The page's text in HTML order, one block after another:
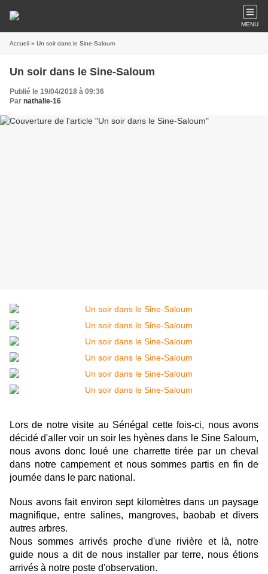
MENU
Accueil » Un soir dans le Sine-Saloum
Un soir dans le Sine-Saloum
Publié le 19/04/2018 à 09:36
Par nathalie-16
Lors de notre visite au Sénégal cette fois-ci, nous avons
décidé d'aller voir un soir les hyènes dans le Sine Saloum,
nous avons donc loué une charrette tirée par un cheval
dans notre campement et nous sommes partis en fin de
journée dans le parc national.
Nous avons fait environ sept kilomètres dans un paysage
magnifique, entre salines, mangroves, baobab et divers
autres arbres.
Nous sommes arrivés proche d'une rivière et là, notre
guide nous a dit de nous installer par terre, nous étions
arrivés à notre poste d'observation.